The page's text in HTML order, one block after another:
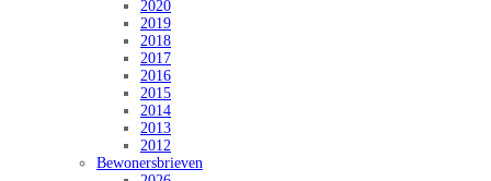
2020
2019
2018
2017
2016
2015
2014
2013
2012
Bewonersbrieven